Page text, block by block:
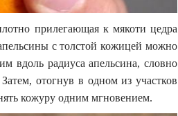
прилегающая к мякоти цедра
с толстой кожицей можно
вдоль радиуса апельсина, словно
Затем, отогнув в одном из участков
кожуру одним мгновением.